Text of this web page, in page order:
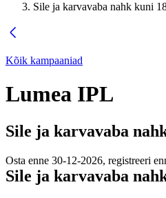
Sile ja karvavaba nahk kuni
Kõik kampaaniad
Lumea IPL
Sile ja karvavaba
Osta enne 30-12-2026, registreeri
Sile ja karvavaba